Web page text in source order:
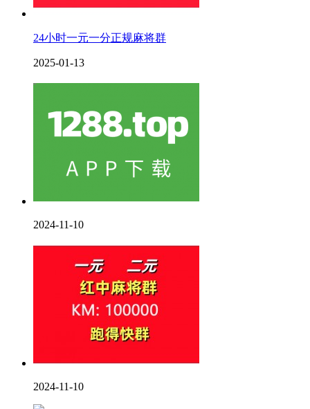
24小时一元一分正规麻将群
2025-01-13
2024-11-10
2024-11-10